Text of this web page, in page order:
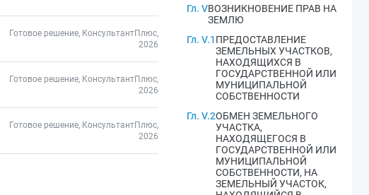
Готовое решение, КонсультантПлюс,
2026
Готовое решение, КонсультантПлюс,
2026
Готовое решение, КонсультантПлюс,
2026
Гл. VВОЗНИКНОВЕНИЕ ПРАВ НА
ЗЕМЛЮ
Гл. V.1ПРЕДОСТАВЛЕНИЕ
ЗЕМЕЛЬНЫХ УЧАСТКОВ,
НАХОДЯЩИХСЯ В
ГОСУДАРСТВЕННОЙ ИЛИ
МУНИЦИПАЛЬНОЙ
СОБСТВЕННОСТИ
Гл. V.2ОБМЕН ЗЕМЕЛЬНОГО
УЧАСТКА,
НАХОДЯЩЕГОСЯ В
ГОСУДАРСТВЕННОЙ ИЛИ
МУНИЦИПАЛЬНОЙ
СОБСТВЕННОСТИ, НА
ЗЕМЕЛЬНЫЙ УЧАСТОК,